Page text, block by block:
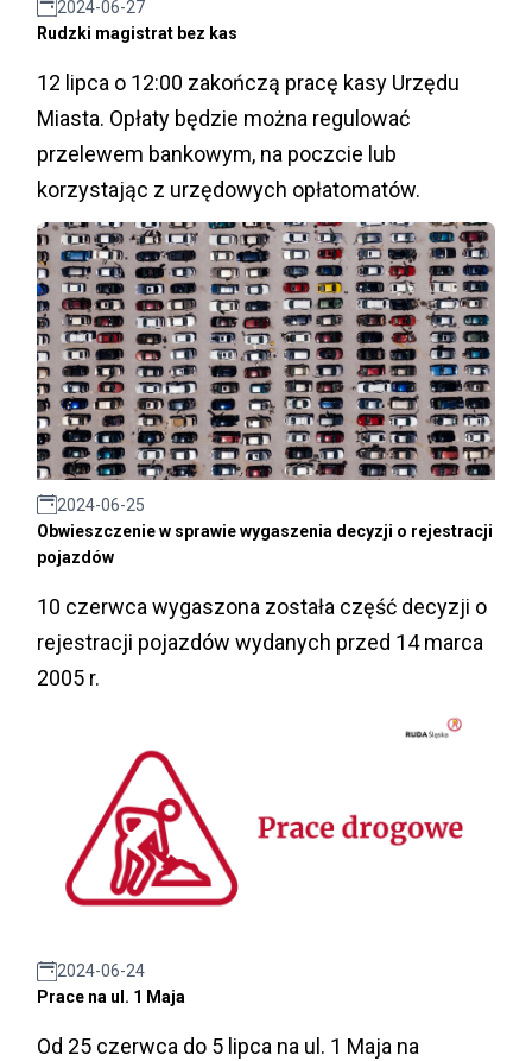
2024-06-27
Rudzki magistrat bez kas
12 lipca o 12:00 zakończą pracę kasy Urzędu
Miasta. Opłaty będzie można regulować
przelewem bankowym, na poczcie lub
korzystając z urzędowych opłatomatów.
2024-06-25
Obwieszczenie w sprawie wygaszenia decyzji o rejestracji
pojazdów
10 czerwca wygaszona została część decyzji o
rejestracji pojazdów wydanych przed 14 marca
2005 r.
2024-06-24
Prace na ul. 1 Maja
Od 25 czerwca do 5 lipca na ul. 1 Maja na